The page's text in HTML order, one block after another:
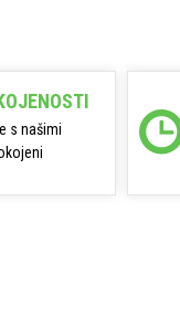
s našimi